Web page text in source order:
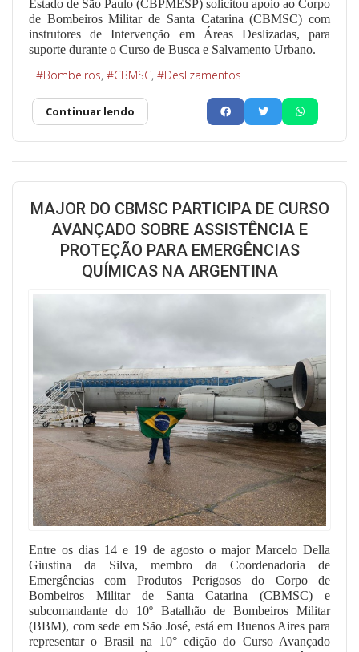
Estado de São Paulo (CBPMESP) solicitou apoio ao Corpo
de Bombeiros Militar de Santa Catarina (CBMSC) com
instrutores de Intervenção em Áreas Deslizadas, para
suporte durante o Curso de Busca e Salvamento Urbano.
Bombeiros CBMSC Deslizamentos
Continuar lendo
MAJOR DO CBMSC PARTICIPA DE CURSO
AVANÇADO SOBRE ASSISTÊNCIA E
PROTEÇÃO PARA EMERGÊNCIAS
QUÍMICAS NA ARGENTINA
Entre os dias 14 e 19 de agosto o major Marcelo Della
Giustina da Silva, membro da Coordenadoria de
Emergências com Produtos Perigosos do Corpo de
Bombeiros Militar de Santa Catarina (CBMSC) e
subcomandante do 10º Batalhão de Bombeiros Militar
(BBM), com sede em São José, está em Buenos Aires para
representar o Brasil na 10° edição do Curso Avançado